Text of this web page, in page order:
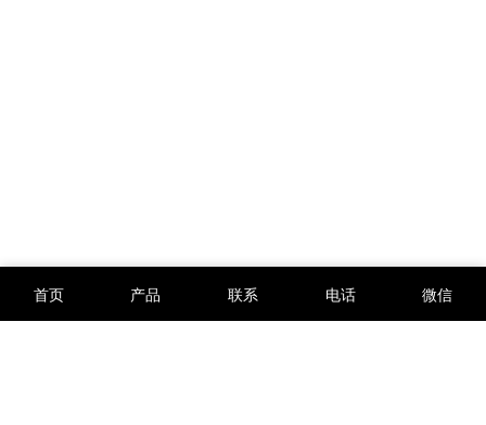
首页 产品 联系 电话 微信